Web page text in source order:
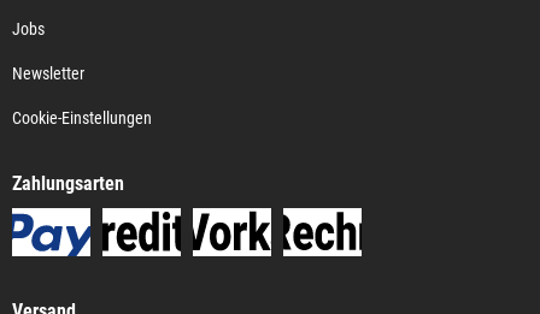
Jobs
Newsletter
Cookie-Einstellungen
Zahlungsarten